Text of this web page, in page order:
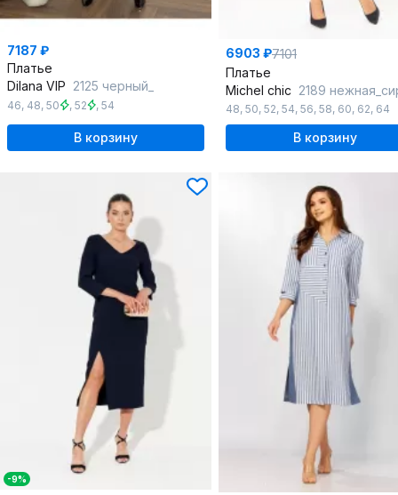
7187 ₽
Платье
Dilana VIP 2125 черный_
46, 48, 50 , 52 , 54
В корзину
6903 ₽7101
Платье
Michel chic 2189
48, 50, 52, 54, 56, 58, 60, 62, 64
В корзину
-9%